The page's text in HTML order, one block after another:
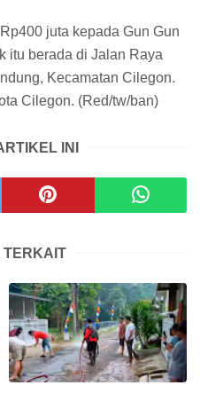
juta kepada Gun Gun
itu berada di Jalan Raya
Kecamatan Cilegon.
Cilegon. (Red/tw/ban)
INI
TERKAIT